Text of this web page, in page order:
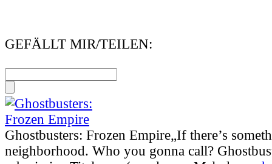
GEFÄLLT MIR/TEILEN:
Ghostbusters: Frozen Empire„If there’s
neighborhood. Who you gonna call?